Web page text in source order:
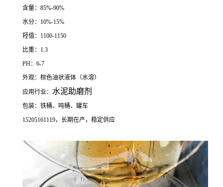
含量：85%-90%
水分：10%-15%
羟值：1100-1150
比重：1.3
PH：6-7
外观：棕色油状液体（水溶）
应用行业： 水泥助磨剂
包装：铁桶、吨桶、罐车
15205161119，长期在产，稳定供应